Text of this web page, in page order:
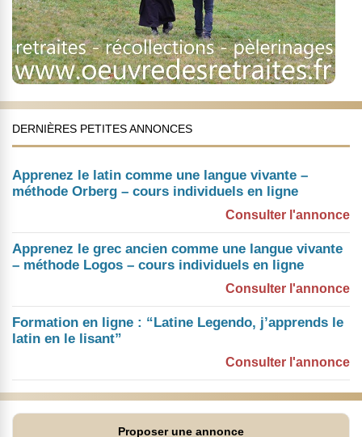
DERNIÈRES PETITES ANNONCES
Apprenez le latin comme une langue vivante –
méthode Orberg – cours individuels en ligne
Consulter l'annonce
Apprenez le grec ancien comme une langue vivante
– méthode Logos – cours individuels en ligne
Consulter l'annonce
Formation en ligne : “Latine Legendo, j’apprends le
latin en le lisant”
Consulter l'annonce
Proposer une annonce